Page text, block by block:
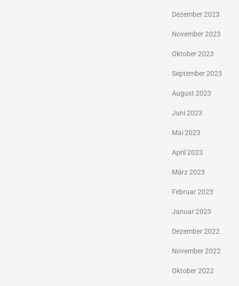
Dezember 2023
November 2023
Oktober 2023
September 2023
August 2023
Juni 2023
Mai 2023
April 2023
März 2023
Februar 2023
Januar 2023
Dezember 2022
November 2022
Oktober 2022